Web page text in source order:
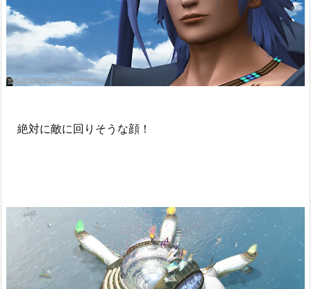
絶対に敵に回りそうな顔！